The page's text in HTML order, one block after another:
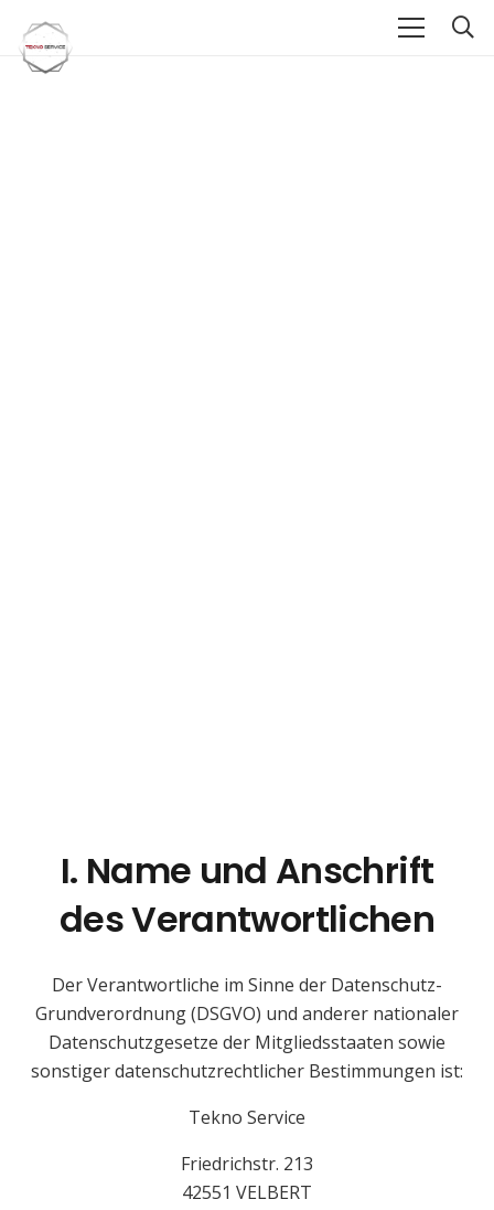
I. Name und Anschrift
des Verantwortlichen
Der Verantwortliche im Sinne der Datenschutz-
Grundverordnung (DSGVO) und anderer nationaler
Datenschutzgesetze der Mitgliedsstaaten sowie
sonstiger datenschutzrechtlicher Bestimmungen ist:
Tekno Service
Friedrichstr. 213
42551 VELBERT